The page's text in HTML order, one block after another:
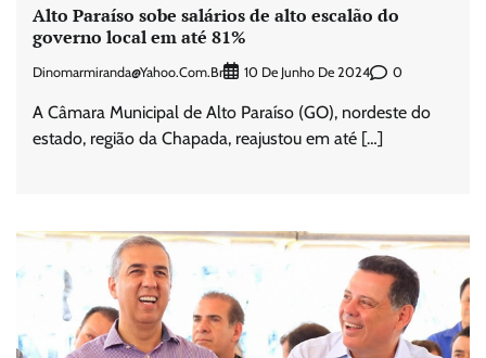
Alto Paraíso sobe salários de alto escalão do
governo local em até 81%
Dinomarmiranda@yahoo.com.br 10 De Junho De 2024 0
A Câmara Municipal de Alto Paraíso (GO), nordeste do
estado, região da Chapada, reajustou em até […]